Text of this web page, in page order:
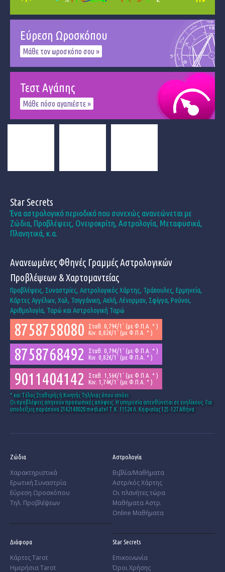
Εύρεση Ωροσκόπου
Μάθε τον ωροσκόπο σου »
Τεστ Αγάπης
Μάθε πόσο αγαπιέστε »
Star Secrets
Ένα αστρολογικό περιοδικό που συνεχώς ανανεώνεται με
Ζώδια, Προβλέψεις, Ονειροκρίτη, Αστρολογία, Μεταφυσικά,
Πλανητικά, κ.α.
Ανανεωμένες Φθηνές Γραμμές Αστρολογικών
Προβλέψεων & Χαρτομαντείας
Προβλέψεις, Συναστρίες, Αστρολογικός Χάρτης, Τράπουλες, Ερμηνεία,
Κάρτες Αγγέλων, Χαλ, Τσιγγάνικη, Απλή, Λένορμαν, Σφίγγα, Ρούνοι,
Αριθμολογία, Ταρώ και Αστρολογική Ταρώ
8758758080
Σταθ. 0,79€/1΄ (με Φ.Π.Α. * )
Κιν. 0,82€/1΄ (με Φ.Π.Α. * )
8758768492
Σταθ. 0,79€/1΄ (με Φ.Π.Α. * )
Κιν. 0,82€/1΄ (με Φ.Π.Α. * )
9011404142
Σταθ. 1,56€/1΄ (με Φ.Π.Α. * )
Κιν. 1,74€/1΄ (με Φ.Π.Α. * )
* και Tέλος Σταθερής ή Κινητής Τηλ/νιας όπου ισχύει
Οι προβλέψεις απηχούν προσωπικές απόψεις. Η υπηρεσία απευθύνεται σε ενηλίκους. Για
υποδείξεις παράπονα 2142148020 mediatel Τ.Κ. 11524 Λ. Κηφισίας 125-127 Αθήνα
Ζώδια
Χαρακτηριστικά
­Ερωτική Συναστρία
­Εύρεση Ωροσκόπου
Τηλ. Προβλέψεων
Αστρολογία
Βιβλία/Μαθήματα
Αστρ/κός Χάρτης
Οι πλανήτες τώρα
Μαθήματα Αστρ.
Online Μαθήματα
Διάφορα
Κάρτες Tarot
Ημερήσια Tarot
Star Secrets
Επικοινωνία
Όροι Χρήσης